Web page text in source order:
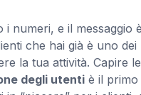
i numeri, e il messaggio
che hai già è uno
la tua attività. Capire
degli utenti è il primo